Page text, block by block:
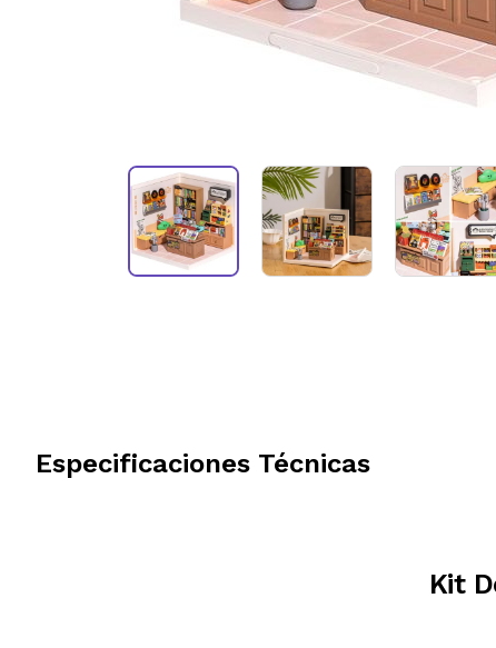
Especificaciones Técnicas
Kit